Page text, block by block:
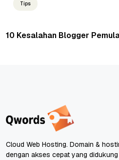
Tips
10 Kesalahan Blogger
Cloud Web Hosting. Domain &
dengan akses cepat yang